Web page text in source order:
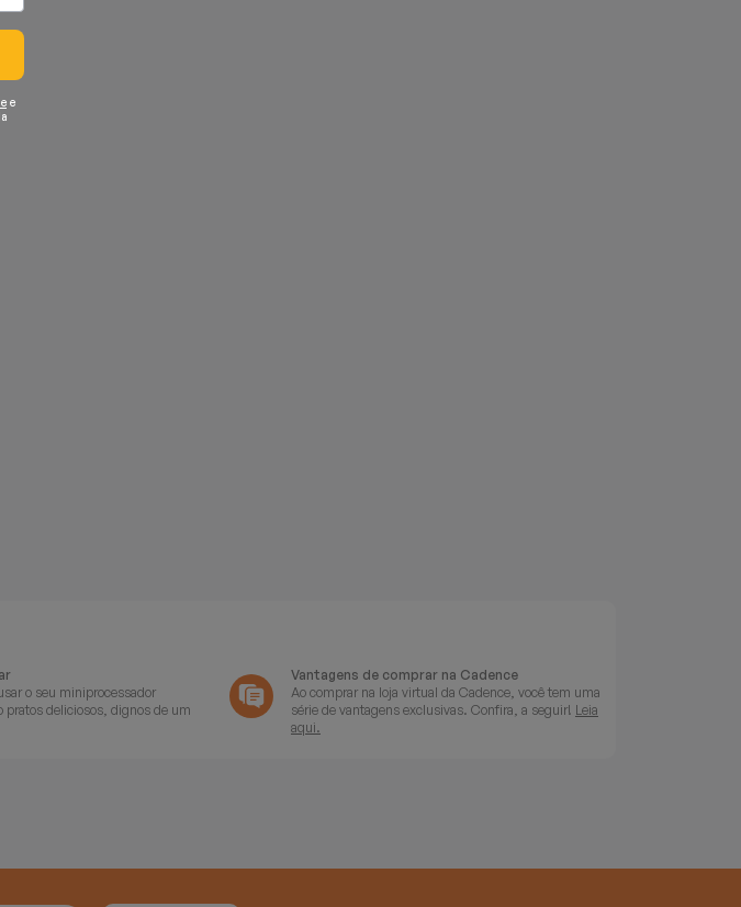
o seu miniprocessador
pratos deliciosos, dignos de um
Vantagens de comprar na Cadence
Ao comprar na loja virtual da Cadence, você tem uma
série de vantagens exclusivas. Confira, a seguir! Leia
aqui.
e